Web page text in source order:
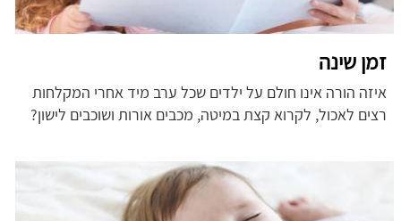
זמן שינה
איזה הורה אינו חולם על ילדים שכל ערב מיד אחרי המקלחות
רצים לאכול, לקרוא קצת במיטה, מכבים אורות ושוכבים לישון?